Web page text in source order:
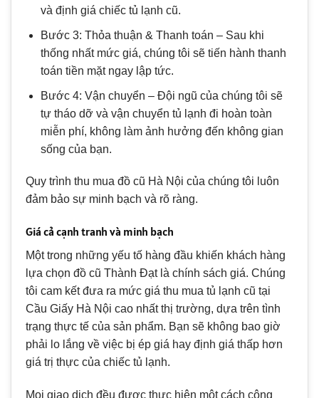
và định giá chiếc tủ lạnh cũ.
Bước 3: Thỏa thuận & Thanh toán – Sau khi
thống nhất mức giá, chúng tôi sẽ tiến hành thanh
toán tiền mặt ngay lập tức.
Bước 4: Vận chuyển – Đội ngũ của chúng tôi sẽ
tự tháo dỡ và vận chuyển tủ lạnh đi hoàn toàn
miễn phí, không làm ảnh hưởng đến không gian
sống của bạn.
Quy trình thu mua đồ cũ Hà Nội của chúng tôi luôn
đảm bảo sự minh bạch và rõ ràng.
Giá cả cạnh tranh và minh bạch
Một trong những yếu tố hàng đầu khiến khách hàng
lựa chọn đồ cũ Thành Đạt là chính sách giá. Chúng
tôi cam kết đưa ra mức giá thu mua tủ lạnh cũ tại
Cầu Giấy Hà Nội cao nhất thị trường, dựa trên tình
trạng thực tế của sản phẩm. Bạn sẽ không bao giờ
phải lo lắng về việc bị ép giá hay định giá thấp hơn
giá trị thực của chiếc tủ lạnh.
Mọi giao dịch đều được thực hiện một cách công